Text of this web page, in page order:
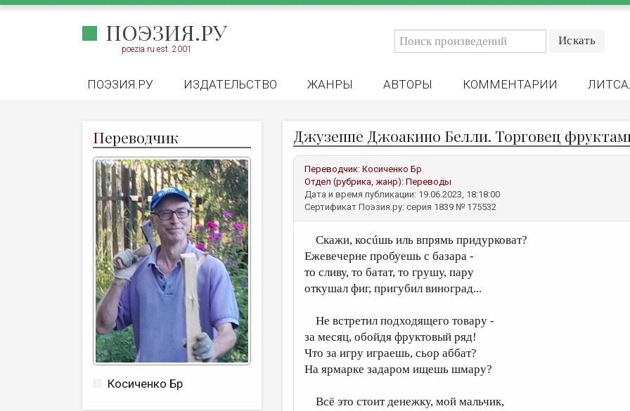
ПОЭЗИЯ.РУ
poezia.ru est. 2001
ПОЭЗИЯ.РУ ИЗДАТЕЛЬСТВО ЖАНРЫ АВТОРЫ КОММЕНТАРИИ
Переводчик
Косиченко Бр
Джузеппе Джоакино Белли. Торговец
Переводчик: Косиченко Бр
Отдел (рубрика, жанр): Переводы
Дата и время публикации: 19.06.2023, 18:18:00
Сертификат Поэзия.ру: серия 1839 № 175532
Скажи, косúшь иль впрямь придурковат?
Ежевечерне пробуешь с базара -
то сливу, то батат, то грушу, пару
откушал фиг, пригубил виноград...
Не встретил подходящего товару -
за месяц, обойдя фруктовый ряд!
Что за игру играешь, сьор аббат?
На ярмарке задаром ищешь шмару?
Всё это стоит денежку, мой мальчик,